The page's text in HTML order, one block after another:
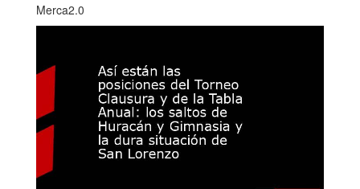
Merca2.0